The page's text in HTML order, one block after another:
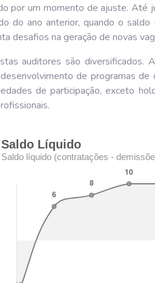
por um momento de ajuste. Até
do ano anterior, quando o saldo
desafios na geração de novas
auditores são diversificados.
de programas de
de participação, exceto
Saldo Líquido
Saldo líquido (contratações -